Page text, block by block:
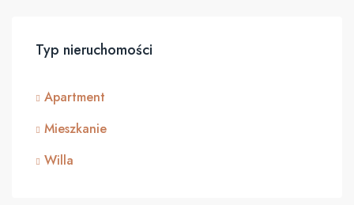
Typ nieruchomości
Apartment
Mieszkanie
Willa